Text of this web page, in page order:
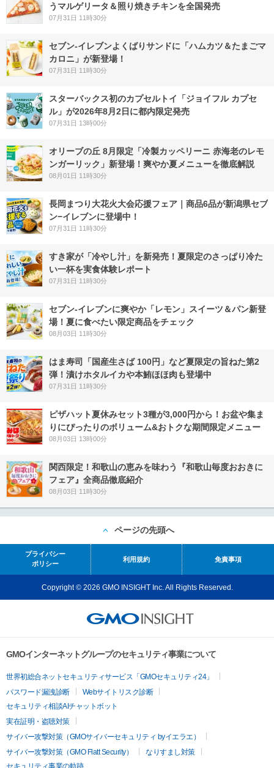
うマルゲリータ＆照り焼きチキンを全国発売
07月31日 11時30分
セブン‐イレブンよくばりサンドに「ハムカツ＆たまごマ
カロニ」が新登場！
07月31日 11時30分
スターバックス初のカプセルトイ「ジョイフル カプセ
ル」が2026年8月2日に都内限定発売
07月31日 13時00分
オリーブの丘 8月限定「冷製カッペリーニ 赤海老のレモ
ンガーリック」新登場！爽やか夏メニューを徹底解説
08月01日 11時30分
長岡まつり大花火大会応援フェア｜商品6品が新潟県セブ
ン−イレブンに登場中！
07月31日 11時30分
すき家が「冷やし汁」を新発売！夏限定のさっぱり冷た
い一杯を実食体験レポート
07月31日 11時30分
セブン‐イレブンに爽やか「レモン」スイーツ＆パン新登
場！夏に食べたい限定商品をチェック
08月03日 11時30分
はま寿司「国産生さば 100円」など夏限定の旨ねた第2
弾！漬けホタルイカや本鮪ほほ肉も登場中
07月31日 11時30分
ピザハット夏休みセット3種が3,000円から！お盆や集ま
りにぴったりのボリューム&おトクな期間限定メニュー
08月03日 13時00分
関西限定！和歌山の恵みを味わう『和歌山毎度おおきに
フェア』全商品徹底紹介
08月03日 11時30分
ページの先頭へ
プライバシー
ポリシー
利用規約 免責事項
Copyright © 2026 GMO INSIGHT Inc. All Rights Reserved.
GMOインターネットグループのセキュリティ事業について
世界初総合ネットセキュリティサービス「GMOセキュリティ24」
パスワード漏洩診断
Webサイトリスク診断
セキュリティ相談AIチャットボット
実在証明・盗聴対策
サイバー攻撃対策（GMOサイバーセキュリティ byイエラエ）
サイバー攻撃対策（GMO Flatt Security）
なりすまし対策
セキュリティ事業の軌跡